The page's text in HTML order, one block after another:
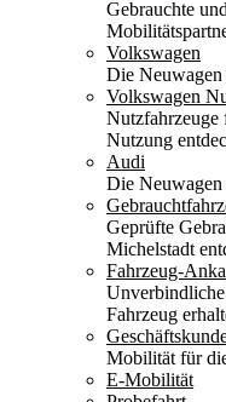
Gebrauchte
Volkswagen
Die Neuwagen
Volkswagen
Nutzfahrzeuge
Nutzung
Audi
Die
Geprüfte
Michelstadt
Fahrzeug-
Unverbindliche
Fahrzeug
Mobilität für
E-Mobilität